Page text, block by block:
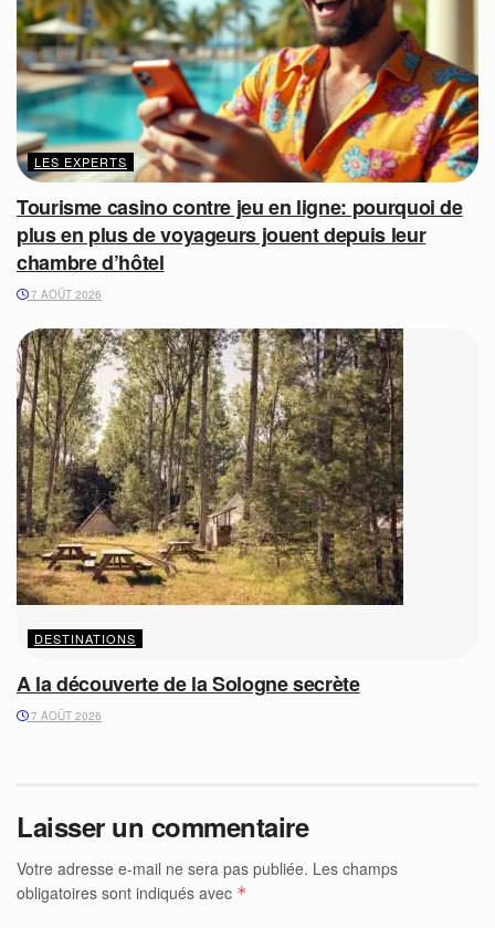
LES EXPERTS
Tourisme casino contre jeu en ligne: pourquoi de
plus en plus de voyageurs jouent depuis leur
chambre d’hôtel
7 AOÛT 2026
DESTINATIONS
A la découverte de la Sologne secrète
7 AOÛT 2026
Laisser un commentaire
Votre adresse e-mail ne sera pas publiée. Les champs
obligatoires sont indiqués avec *